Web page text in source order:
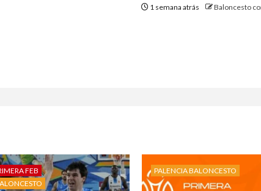
1 semana atrás Baloncesto
FEB
PALENCIA BALONCESTO